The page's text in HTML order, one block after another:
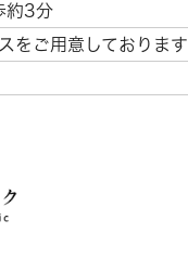
約3分
をご用意しております